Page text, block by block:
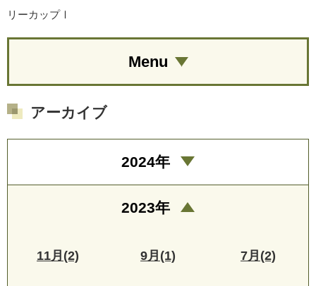
リーカップⅠ
Menu
アーカイブ
2024年
2023年
11月(2) 9月(1) 7月(2)